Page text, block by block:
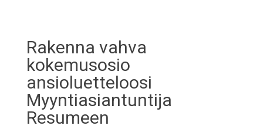
Rakenna vahva
kokemusosio
ansioluetteloosi
Myyntiasiantuntija
Resumeen